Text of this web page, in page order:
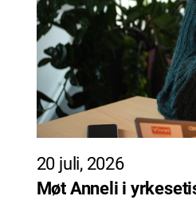
20 juli, 2026
Møt Anneli i